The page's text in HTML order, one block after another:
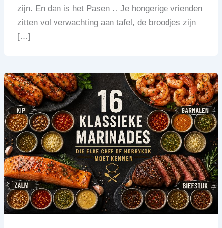
zijn. En dan is het Pasen… Je hongerige vrienden
zitten vol verwachting aan tafel, de broodjes zijn
[…]